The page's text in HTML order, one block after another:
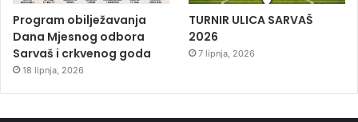
Program obilježavanja
Dana Mjesnog odbora
Sarvaš i crkvenog goda
18 lipnja, 2026
TURNIR ULICA SARVAŠ
2026
7 lipnja, 2026